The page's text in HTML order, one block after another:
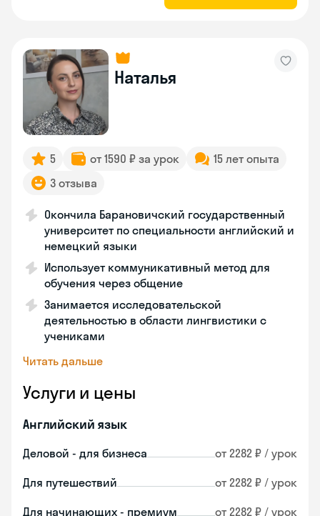
Наталья
5 от 1590 ₽ за урок
15 лет опыта
3 отзыва
Окончила Барановичский государственный
университет по специальности английский и
немецкий языки
Использует коммуникативный метод для
обучения через общение
Занимается исследовательской
деятельностью в области лингвистики с
учениками
Читать дальше
Услуги и цены
Английский язык
Деловой - для бизнеса от 2282 ₽ / урок
Для путешествий от 2282 ₽ / урок
Для начинающих - премиум от 2282 ₽ / урок